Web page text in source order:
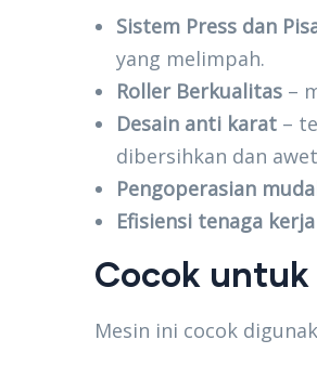
Sistem Press dan
yang melimpah.
Roller Berkualitas –
Desain anti karat –
dibersihkan dan
Pengoperasian
Efisiensi tenaga kerja
Cocok
Mesin ini cocok